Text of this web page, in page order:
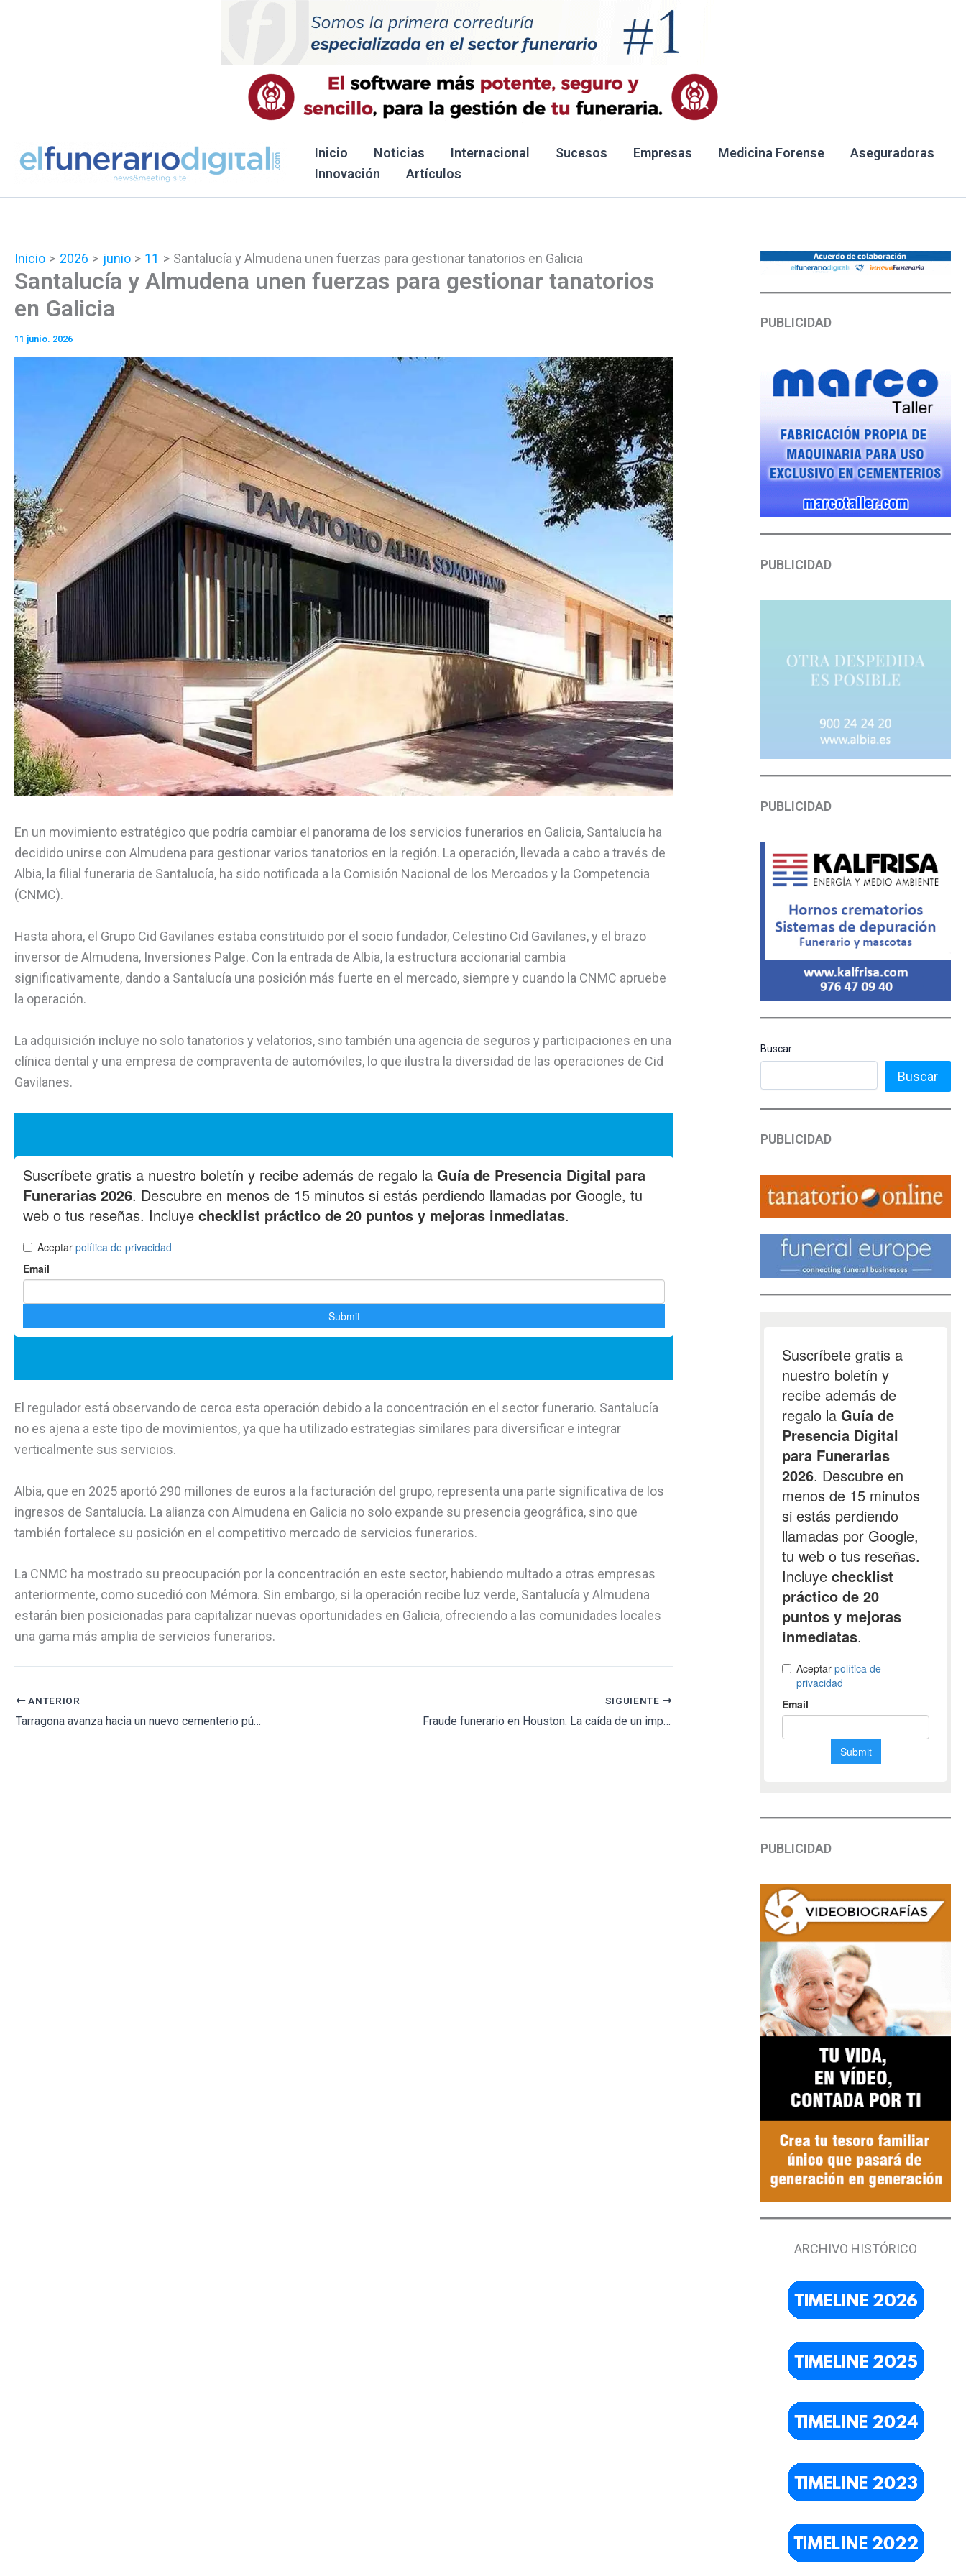
Inicio Noticias Internacional Sucesos Empresas Medicina Forense
Aseguradoras
Innovación
Artículos
Inicio 2026 junio 11 Santalucía y Almudena unen fuerzas para gestionar tanatorios en Galicia
Santalucía y Almudena unen fuerzas para gestionar tanatorios
en Galicia
11 junio. 2026
En un movimiento estratégico que podría cambiar el panorama de los servicios funerarios en Galicia, Santalucía ha
decidido unirse con Almudena para gestionar varios tanatorios en la región. La operación, llevada a cabo a través de
Albia, la filial funeraria de Santalucía, ha sido notificada a la Comisión Nacional de los Mercados y la Competencia
(CNMC).
Hasta ahora, el Grupo Cid Gavilanes estaba constituido por el socio fundador, Celestino Cid Gavilanes, y el brazo
inversor de Almudena, Inversiones Palge. Con la entrada de Albia, la estructura accionarial cambia
significativamente, dando a Santalucía una posición más fuerte en el mercado, siempre y cuando la CNMC apruebe
la operación.
La adquisición incluye no solo tanatorios y velatorios, sino también una agencia de seguros y participaciones en una
clínica dental y una empresa de compraventa de automóviles, lo que ilustra la diversidad de las operaciones de Cid
Gavilanes.
El regulador está observando de cerca esta operación debido a la concentración en el sector funerario. Santalucía
no es ajena a este tipo de movimientos, ya que ha utilizado estrategias similares para diversificar e integrar
verticalmente sus servicios.
Albia, que en 2025 aportó 290 millones de euros a la facturación del grupo, representa una parte significativa de los
ingresos de Santalucía. La alianza con Almudena en Galicia no solo expande su presencia geográfica, sino que
también fortalece su posición en el competitivo mercado de servicios funerarios.
La CNMC ha mostrado su preocupación por la concentración en este sector, habiendo multado a otras empresas
anteriormente, como sucedió con Mémora. Sin embargo, si la operación recibe luz verde, Santalucía y Almudena
estarán bien posicionadas para capitalizar nuevas oportunidades en Galicia, ofreciendo a las comunidades locales
una gama más amplia de servicios funerarios.
ANTERIOR
Tarragona avanza hacia un nuevo cementerio público en la montaña del Llorito
SIGUIENTE
Fraude funerario en Houston: La caída de un impostor
PUBLICIDAD
PUBLICIDAD
PUBLICIDAD
Buscar
Buscar
PUBLICIDAD
PUBLICIDAD
ARCHIVO HISTÓRICO